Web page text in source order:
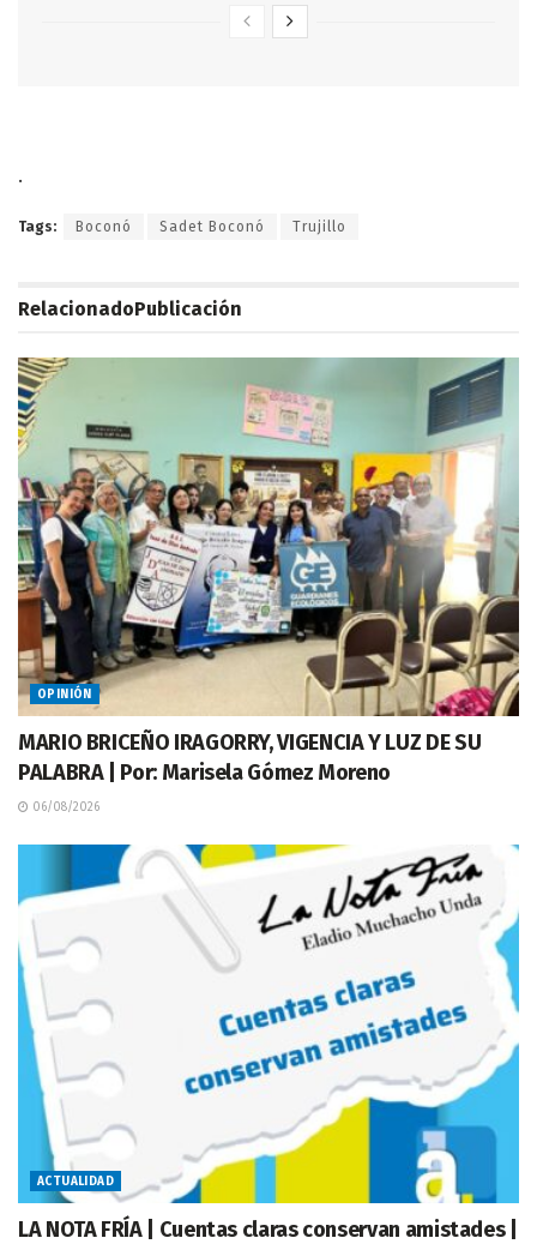
.
Tags: Boconó Sadet Boconó Trujillo
RelacionadoPublicación
OPINIÓN
MARIO BRICEÑO IRAGORRY, VIGENCIA Y LUZ DE SU
PALABRA | Por: Marisela Gómez Moreno
06/08/2026
ACTUALIDAD
LA NOTA FRÍA | Cuentas claras conservan amistades |